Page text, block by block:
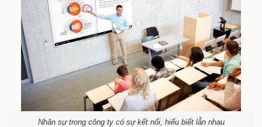
Nhân sự trong công ty có sự kết nối, hiểu biết lẫn nhau